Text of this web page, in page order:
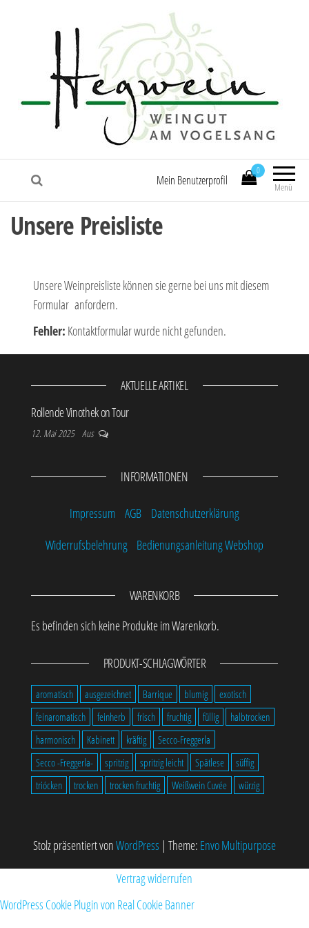
Menü
0
Mein Benutzerprofil
Unsere Preisliste
Unsere Weinpreisliste können sie gerne bei uns mit diesem
Formular anfordern.
Fehler: Kontaktformular wurde nicht gefunden.
AKTUELLE ARTIKEL
Rollende Vinothek on Tour
12. Mai 2025 Aus
INFORMATIONEN
Impressum AGB
Datenschutzerklärung
Widerrufsbelehrung Bedienungsanleitung Webshop
WARENKORB
Es befinden sich keine Produkte im Warenkorb.
PRODUKT-SCHLAGWÖRTER
aromatisch ausgezeichnet Barrique blumig
exotisch
feinaromatisch
feinherb frisch fruchtig füllig
halbtrocken
harmonisch
Kabinett kräftig
Secco-Freggerla
Secco -Freggerla-
spritzig spritzig leicht Spätlese
süffig
triócken
trocken trocken fruchtig Weißwein Cuvée würzig
Stolz präsentiert vonWordPress | Theme: Envo Multipurpose
Vertrag widerrufen
WordPress Cookie Plugin von Real Cookie Banner